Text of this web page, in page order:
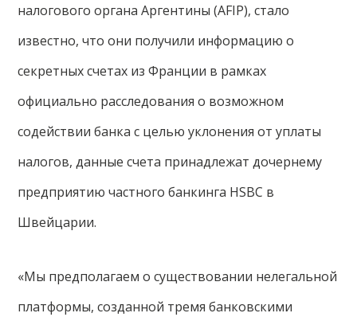
налогового органа Аргентины (AFIP), стало
известно, что они получили информацию о
секретных счетах из Франции в рамках
официально расследования о возможном
содействии банка с целью уклонения от уплаты
налогов, данные счета принадлежат дочернему
предприятию частного банкинга HSBC в
Швейцарии.
«Мы предполагаем о существовании нелегальной
платформы, созданной тремя банковскими